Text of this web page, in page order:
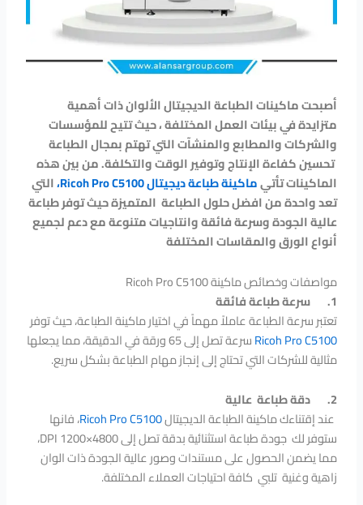
أصبحت ماكينات الطباعة الديجيتال الألوان ذات أهمية
متزايدة في بيئات العمل المختلفة ، حيث تتيح للمؤسسات
والشركات والمطابع والمنشآت التي تهتم بمجال الطباعة
تحسين كفاءة الإنتاج وتوفير الوقت والتكلفة. من بين هذه
الماكينات تأتيماكينة طباعة ديجيتال Ricoh Pro C5100،
التي
تعد واحدة من افضل حلول الطباعة المتميزة حيث توفر طباعة
عالية الجودة وسرعة فائقة وانتاجيات متنوعة مع دعم لجميع
أنواع الورق والمقاسات المختلفة
مواصفات وخصائص ماكينة Ricoh Pro C5100
1.
سرعة طباعة فائقة
تعتبر سرعة الطباعة عاملاً مهماً في اختيار ماكينة الطباعة، حيث توفر
Ricoh Pro C5100
سرعة تصل إلى 65 ورقة في الدقيقة، مما يجعلها
مثالية للشركات التي تحتاج إلى إنجاز مهام الطباعة بشكل سريع.
2.
دقة طباعة عالية
عند إقتناءك ماكينة الطباعة الديجيتالRicoh Pro C5100، فانها
ستوفر لك جودة طباعة استثنائية بدقة تصل إلى 4800×1200 DPI،
مما يضمن الحصول على مستندات وصور عالية الجودة ذات الوان
زاهية وغنية تلبي كافة احتياجات العملاء المختلفة.